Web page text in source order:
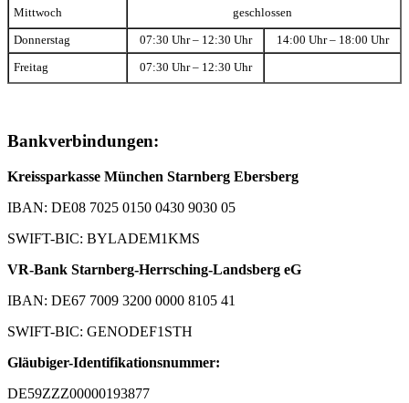
Mittwoch geschlossen
Donnerstag 07:30 Uhr – 12:30 Uhr 14:00 Uhr – 18:00 Uhr
Freitag 07:30 Uhr – 12:30 Uhr
Bankverbindungen:
Kreissparkasse München Starnberg Ebersberg
IBAN: DE08 7025 0150 0430 9030 05
SWIFT-BIC: BYLADEM1KMS
VR-Bank Starnberg-Herrsching-Landsberg eG
IBAN: DE67 7009 3200 0000 8105 41
SWIFT-BIC: GENODEF1STH
Gläubiger-Identifikationsnummer:
DE59ZZZ00000193877